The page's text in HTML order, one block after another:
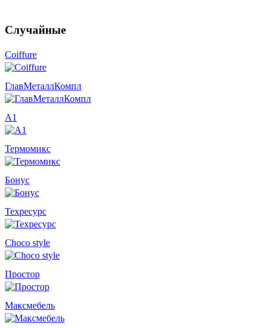
Случайные
Coiffure
ГлавМеталлКомпл
А1
Термомикс
Бонус
Техресурс
Choco style
Простор
Максмебель